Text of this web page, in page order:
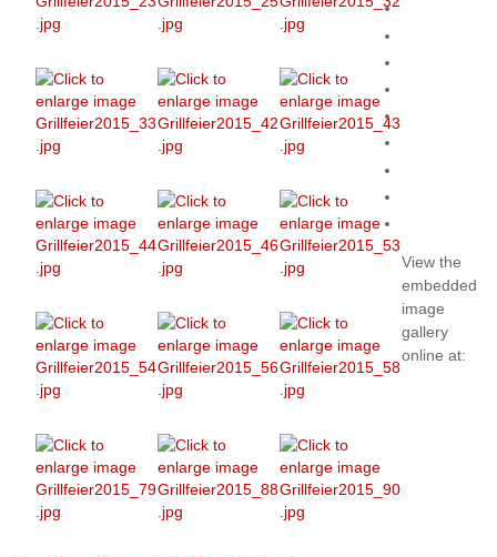
View the
embedded
image
gallery
online at: